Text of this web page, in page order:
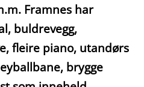
Framnes har
buldrevegg,
fleire piano, utandørs
brygge